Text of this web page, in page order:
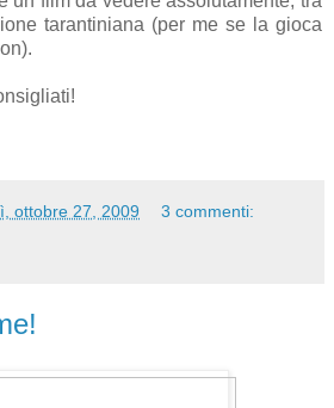
tarantiniana (per me se la gioca
ottobre 27, 2009 3 commenti: